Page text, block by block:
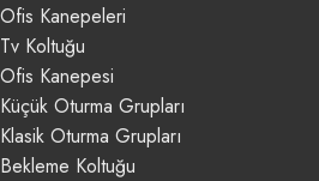
Ofis Kanepeleri
Tv Koltuğu
Ofis Kanepesi
Küçük Oturma Grupları
Klasik Oturma Grupları
Bekleme Koltuğu